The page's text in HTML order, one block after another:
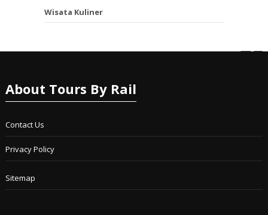
Wisata Kuliner
About Tours By Rail
Contact Us
Privacy Policy
Sitemap